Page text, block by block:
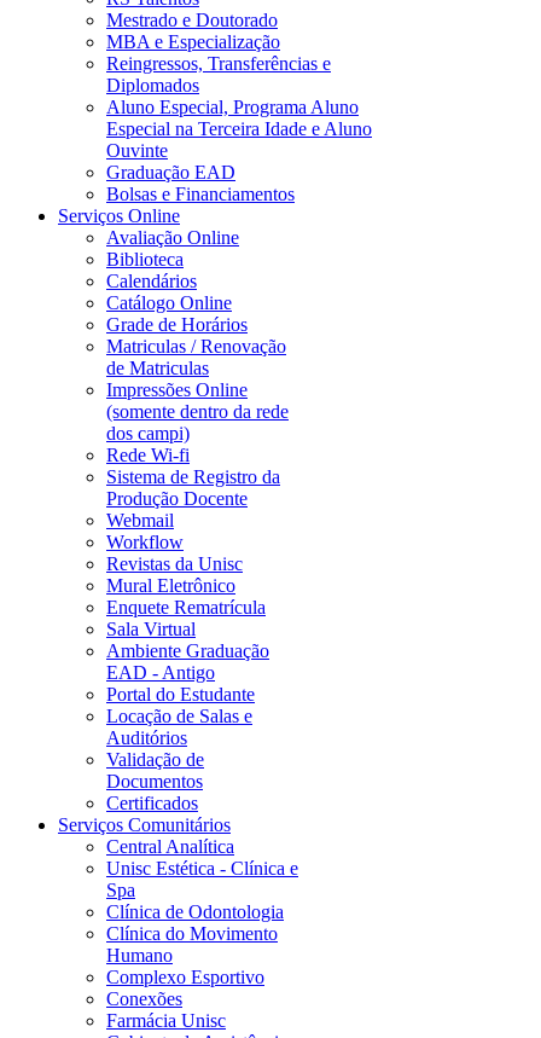
Mestrado e Doutorado
MBA e Especialização
Reingressos, Transferências e
Diplomados
Aluno Especial, Programa Aluno
Especial na Terceira Idade e Aluno
Ouvinte
Graduação EAD
Bolsas e Financiamentos
Serviços Online
Avaliação Online
Biblioteca
Calendários
Catálogo Online
Grade de Horários
Matriculas / Renovação
de Matriculas
Impressões Online
(somente dentro da rede
dos campi)
Rede Wi-fi
Sistema de Registro da
Produção Docente
Webmail
Workflow
Revistas da Unisc
Mural Eletrônico
Enquete Rematrícula
Sala Virtual
Ambiente Graduação
EAD - Antigo
Portal do Estudante
Locação de Salas e
Auditórios
Validação de
Documentos
Certificados
Serviços Comunitários
Central Analítica
Unisc Estética - Clínica e
Spa
Clínica de Odontologia
Clínica do Movimento
Humano
Complexo Esportivo
Conexões
Farmácia Unisc